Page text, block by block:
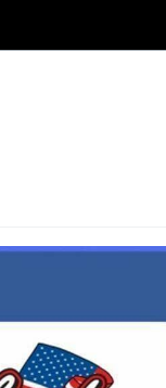
Ref: Dp724